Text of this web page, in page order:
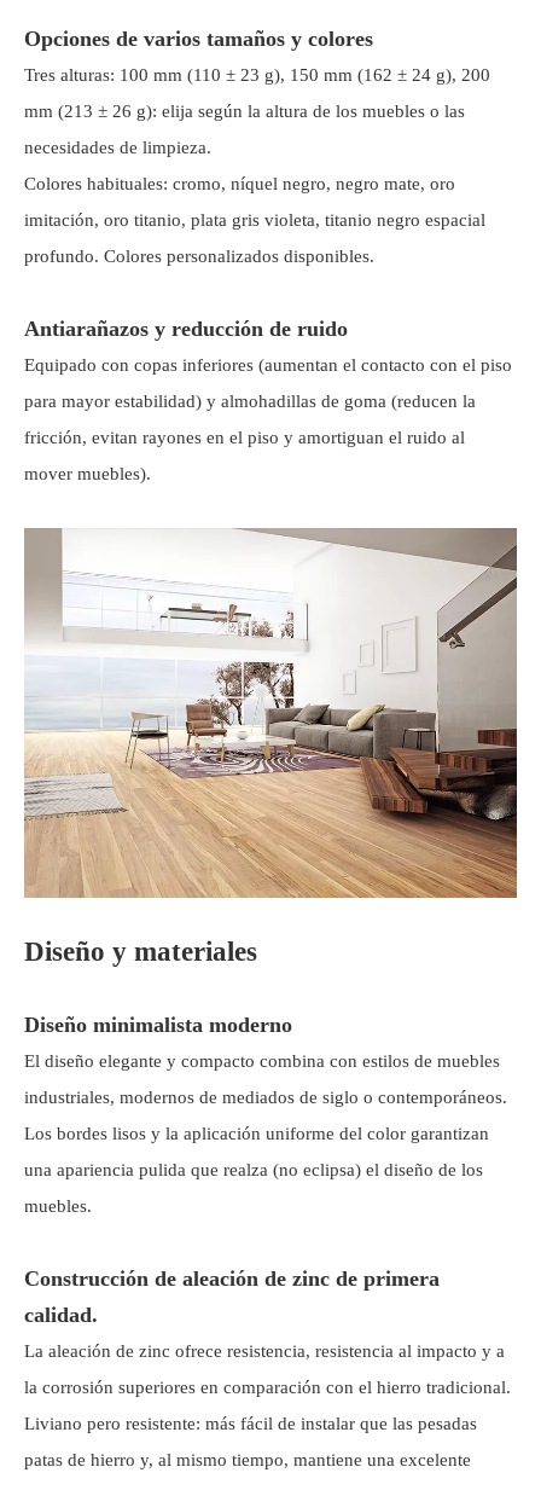
Opciones de varios tamaños y colores
Tres alturas: 100 mm (110 ± 23 g), 150 mm (162 ± 24 g), 200
mm (213 ± 26 g): elija según la altura de los muebles o las
necesidades de limpieza.
Colores habituales: cromo, níquel negro, negro mate, oro
imitación, oro titanio, plata gris violeta, titanio negro espacial
profundo. Colores personalizados disponibles.
Antiarañazos y reducción de ruido
Equipado con copas inferiores (aumentan el contacto con el piso
para mayor estabilidad) y almohadillas de goma (reducen la
fricción, evitan rayones en el piso y amortiguan el ruido al
mover muebles).
Diseño y materiales
Diseño minimalista moderno
El diseño elegante y compacto combina con estilos de muebles
industriales, modernos de mediados de siglo o contemporáneos.
Los bordes lisos y la aplicación uniforme del color garantizan
una apariencia pulida que realza (no eclipsa) el diseño de los
muebles.
Construcción de aleación de zinc de primera
calidad.
La aleación de zinc ofrece resistencia, resistencia al impacto y a
la corrosión superiores en comparación con el hierro tradicional.
Liviano pero resistente: más fácil de instalar que las pesadas
patas de hierro y, al mismo tiempo, mantiene una excelente